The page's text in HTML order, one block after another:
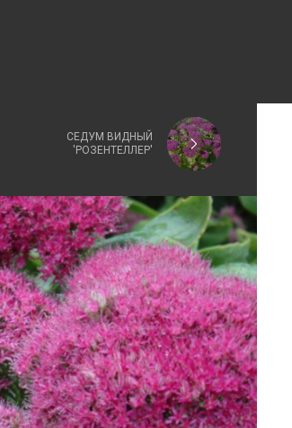
СЕДУМ ВИДНЫЙ
'РОЗЕНТЕЛЛЕР'